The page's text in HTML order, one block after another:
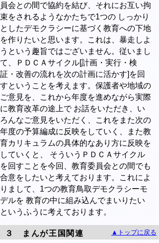
員会との間で協約を結び、それにお互い拘
束をされるようなかたちで1つの しっかり
としたデモクラシーに基づく教育への下地
を作りたいと思います。これは、暴走しよ
うという趣旨ではございません。従いまし
て、ＰＤＣＡサイクル[計画・実行・検
証・改善の流れを次の計画に活かす]を回
すということを考えます。保護者や地域の
ご意見を、これから年度を進めながら実際
に教育改革の途上で お話をいただき、い
ろんなご意見をいただく、これをまた次の
年度の予算編成に反映をしていく、また教
育カリキュラムの具体的なあり方に反映を
していくと、 そういうＰＤＣＡサイクル
を回すことを今回、教育委員会との間でも
合意をしたいと考えております。これによ
りまして、1つの教育鳥取デモクラシーモ
デルを 教育の中に組み込んでまいりたい
というふうに考えております。
３ まんが王国関連 ▲トップに戻る